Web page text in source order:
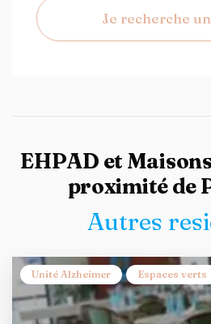
Je recherche
EHPAD et
proximité de
Autres
Unité Alzheimer Espaces verts